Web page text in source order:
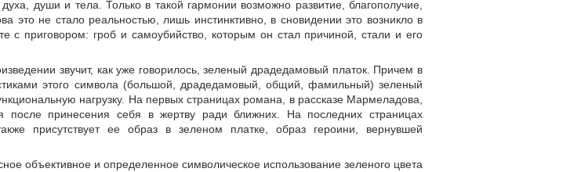
души и тела. Только в такой гармонии возможно развитие, благополучие,
это не стало реальностью, лишь инстинктивно, в сновидении это возникло в
с приговором: гроб и самоубийство, которым он стал причиной, стали и его
звучит, как уже говорилось, зеленый драдедамовый платок. Причем в
этого символа (большой, драдедамовый, общий, фамильный) зеленый
нагрузку. На первых страницах романа, в рассказе Мармеладова,
после принесения себя в жертву ради ближних. На последних страницах
присутствует ее образ в зеленом платке, образ героини, вернувшей
объективное и определенное символическое использование зеленого цвета